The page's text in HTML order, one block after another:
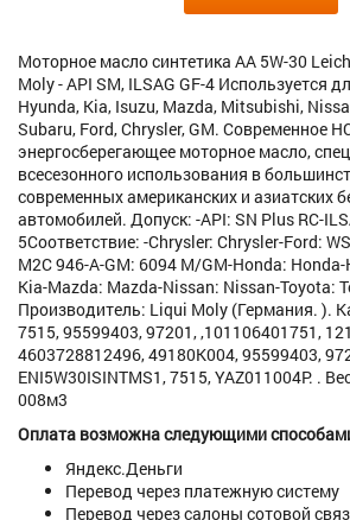
Моторное масло синтетика AA 5W-30
Moly - API SM, ILSAG GF-4 Используется
Hyunda, Kia, Isuzu, Mazda, Mitsubishi,
Subaru, Ford, Chrysler, GM. Современное
энергосберегающее моторное масло,
всесезонного использования в
современных американских и азиатских
автомобилей. Допуск: -API: SN Plus RC-
5Соответствие: -Chrysler: Chrysler-Ford:
M2C 946-A-GM: 6094 M/GM-Honda:
Kia-Mazda: Mazda-Nissan: Nissan-Toyota:
Производитель: Liqui Moly (Германия. ).
7515, 95599403, 97201, ,101106401751,
4603728812496, 49180K004, 95599403,
ENI5W30ISINTMS1, 7515, YAZ011004P. .
008м3
Оплата возможна следующими
Яндекс.Деньги
Перевод через платежную систему
Перевод через салоны сотовой